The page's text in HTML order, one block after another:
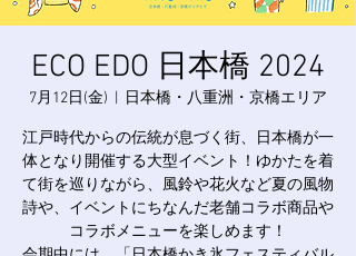
ECO EDO 日本橋 2024
7月12日(金) 日本橋・八重洲・京橋エリア
江戸時代からの伝統が息づく街、日本橋が一
体となり開催する大型イベント！ゆかたを着
て街を巡りながら、風鈴や花火など夏の風物
詩や、イベントにちなんだ老舗コラボ商品や
コラボメニューを楽しめます！